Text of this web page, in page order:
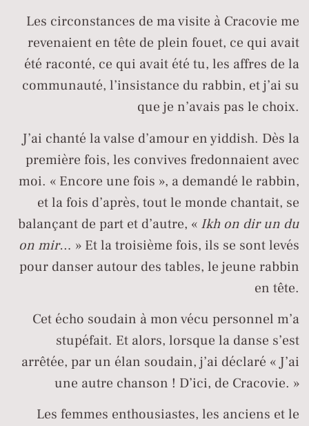
Les circonstances de ma visite à Cracovie me
revenaient en tête de plein fouet, ce qui avait
été raconté, ce qui avait été tu, les affres de la
communauté, l’insistance du rabbin, et j’ai su
que je n’avais pas le choix.
J’ai chanté la valse d’amour en yiddish. Dès la
première fois, les convives fredonnaient avec
moi. « Encore une fois », a demandé le rabbin,
et la fois d’après, tout le monde chantait, se
balançant de part et d’autre, « Ikh on dir un du
on mir… » Et la troisième fois, ils se sont levés
pour danser autour des tables, le jeune rabbin
en tête.
Cet écho soudain à mon vécu personnel m’a
stupéfait. Et alors, lorsque la danse s’est
arrêtée, par un élan soudain, j’ai déclaré « J’ai
une autre chanson ! D’ici, de Cracovie. »
Les femmes enthousiastes, les anciens et le